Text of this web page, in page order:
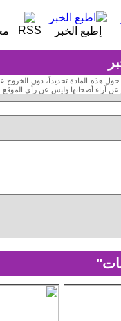
إطبع الخبر RSS
حول هذه المادة تحديداً، دون
عن آراء أصحابها وليس عن رأي الموقع.